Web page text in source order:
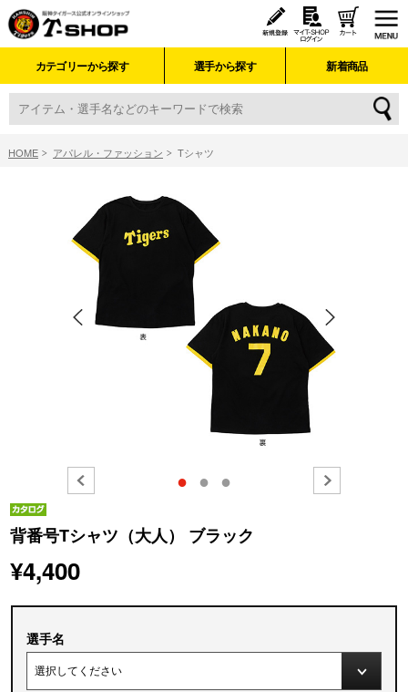
カテゴリーから探す 選手から探す 新着商品
HOME アパレル・ファッション Tシャツ
● ● ●
背番号Tシャツ（大人） ブラック
¥4,400
選手名